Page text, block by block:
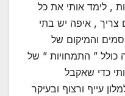
, לימד אותי את כל
צריך , איפה יש בתי
סמים והמיקום של
כולל ” התמחויות ” של
כדי שאקבל
עייף ורצוף ובעיקר